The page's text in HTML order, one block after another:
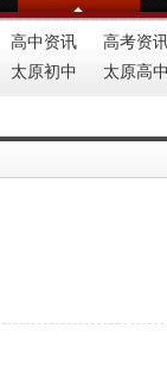
高中资讯
高考资
太原初中 太原高中